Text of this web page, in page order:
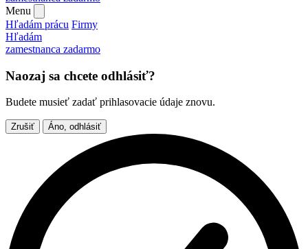
Menu
Hľadám prácu Firmy
Hľadám
zamestnanca zadarmo
Naozaj sa chcete odhlásiť?
Budete musieť zadať prihlasovacie údaje znovu.
Zrušiť Áno, odhlásiť